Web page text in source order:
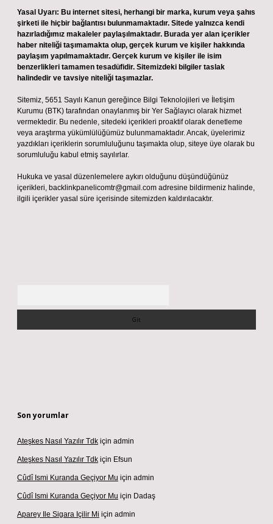
Yasal Uyarı: Bu internet sitesi, herhangi bir marka, kurum veya şahıs
şirketi ile hiçbir bağlantısı bulunmamaktadır. Sitede yalnızca kendi
hazırladığımız makaleler paylaşılmaktadır. Burada yer alan içerikler
haber niteliği taşımamakta olup, gerçek kurum ve kişiler hakkında
paylaşım yapılmamaktadır. Gerçek kurum ve kişiler ile isim
benzerlikleri tamamen tesadüfidir. Sitemizdeki bilgiler taslak
halindedir ve tavsiye niteliği taşımazlar.
Sitemiz, 5651 Sayılı Kanun gereğince Bilgi Teknolojileri ve İletişim
Kurumu (BTK) tarafından onaylanmış bir Yer Sağlayıcı olarak hizmet
vermektedir. Bu nedenle, sitedeki içerikleri proaktif olarak denetleme
veya araştırma yükümlülüğümüz bulunmamaktadır. Ancak, üyelerimiz
yazdıkları içeriklerin sorumluluğunu taşımakta olup, siteye üye olarak bu
sorumluluğu kabul etmiş sayılırlar.
Hukuka ve yasal düzenlemelere aykırı olduğunu düşündüğünüz
içerikleri, backlinkpanelicomtr@gmail.com adresine bildirmeniz halinde,
ilgili içerikler yasal süre içerisinde sitemizden kaldırılacaktır.
Son yorumlar
Ateşkes Nasıl Yazılır Tdk için admin
Ateşkes Nasıl Yazılır Tdk için Efsun
Cûdî Ismi Kuranda Geçiyor Mu için admin
Cûdî Ismi Kuranda Geçiyor Mu için Dadaş
Aparey Ile Sigara Içilir Mi için admin